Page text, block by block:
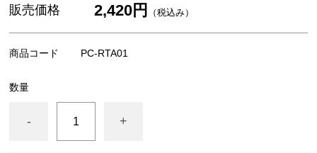
ポストカードブック（書籍）
アパレル
販売価格 2,420円 （税込み）
商品コード PC-RTA01
数量
- +